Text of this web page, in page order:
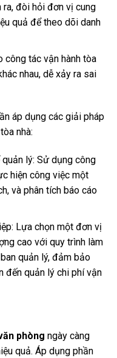
ra, đòi hỏi đơn vị cung
quả để theo dõi danh
công tác vận hành tòa
nhau, dễ xảy ra sai
áp dụng các giải pháp
nhà:
lý: Sử dụng công
hiện công việc một
và phân tích báo cáo
Lựa chọn một đơn vị
cao với quy trình làm
quản lý, đảm bảo
đến quản lý chi phí vận
phòng ngày càng
quả. Áp dụng phần